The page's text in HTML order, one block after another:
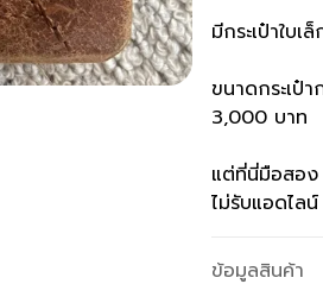
มีกระเป๋าใบ
ขนาดกระเป๋
3,000 บาท
แต่ที่นี่มือสอ
ไม่รับแอดไลน์
ข้อมูลสินค้า